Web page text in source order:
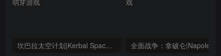
坎巴拉太空计划|Kerbal Space Program|1.12.5.3190|整合全DLC